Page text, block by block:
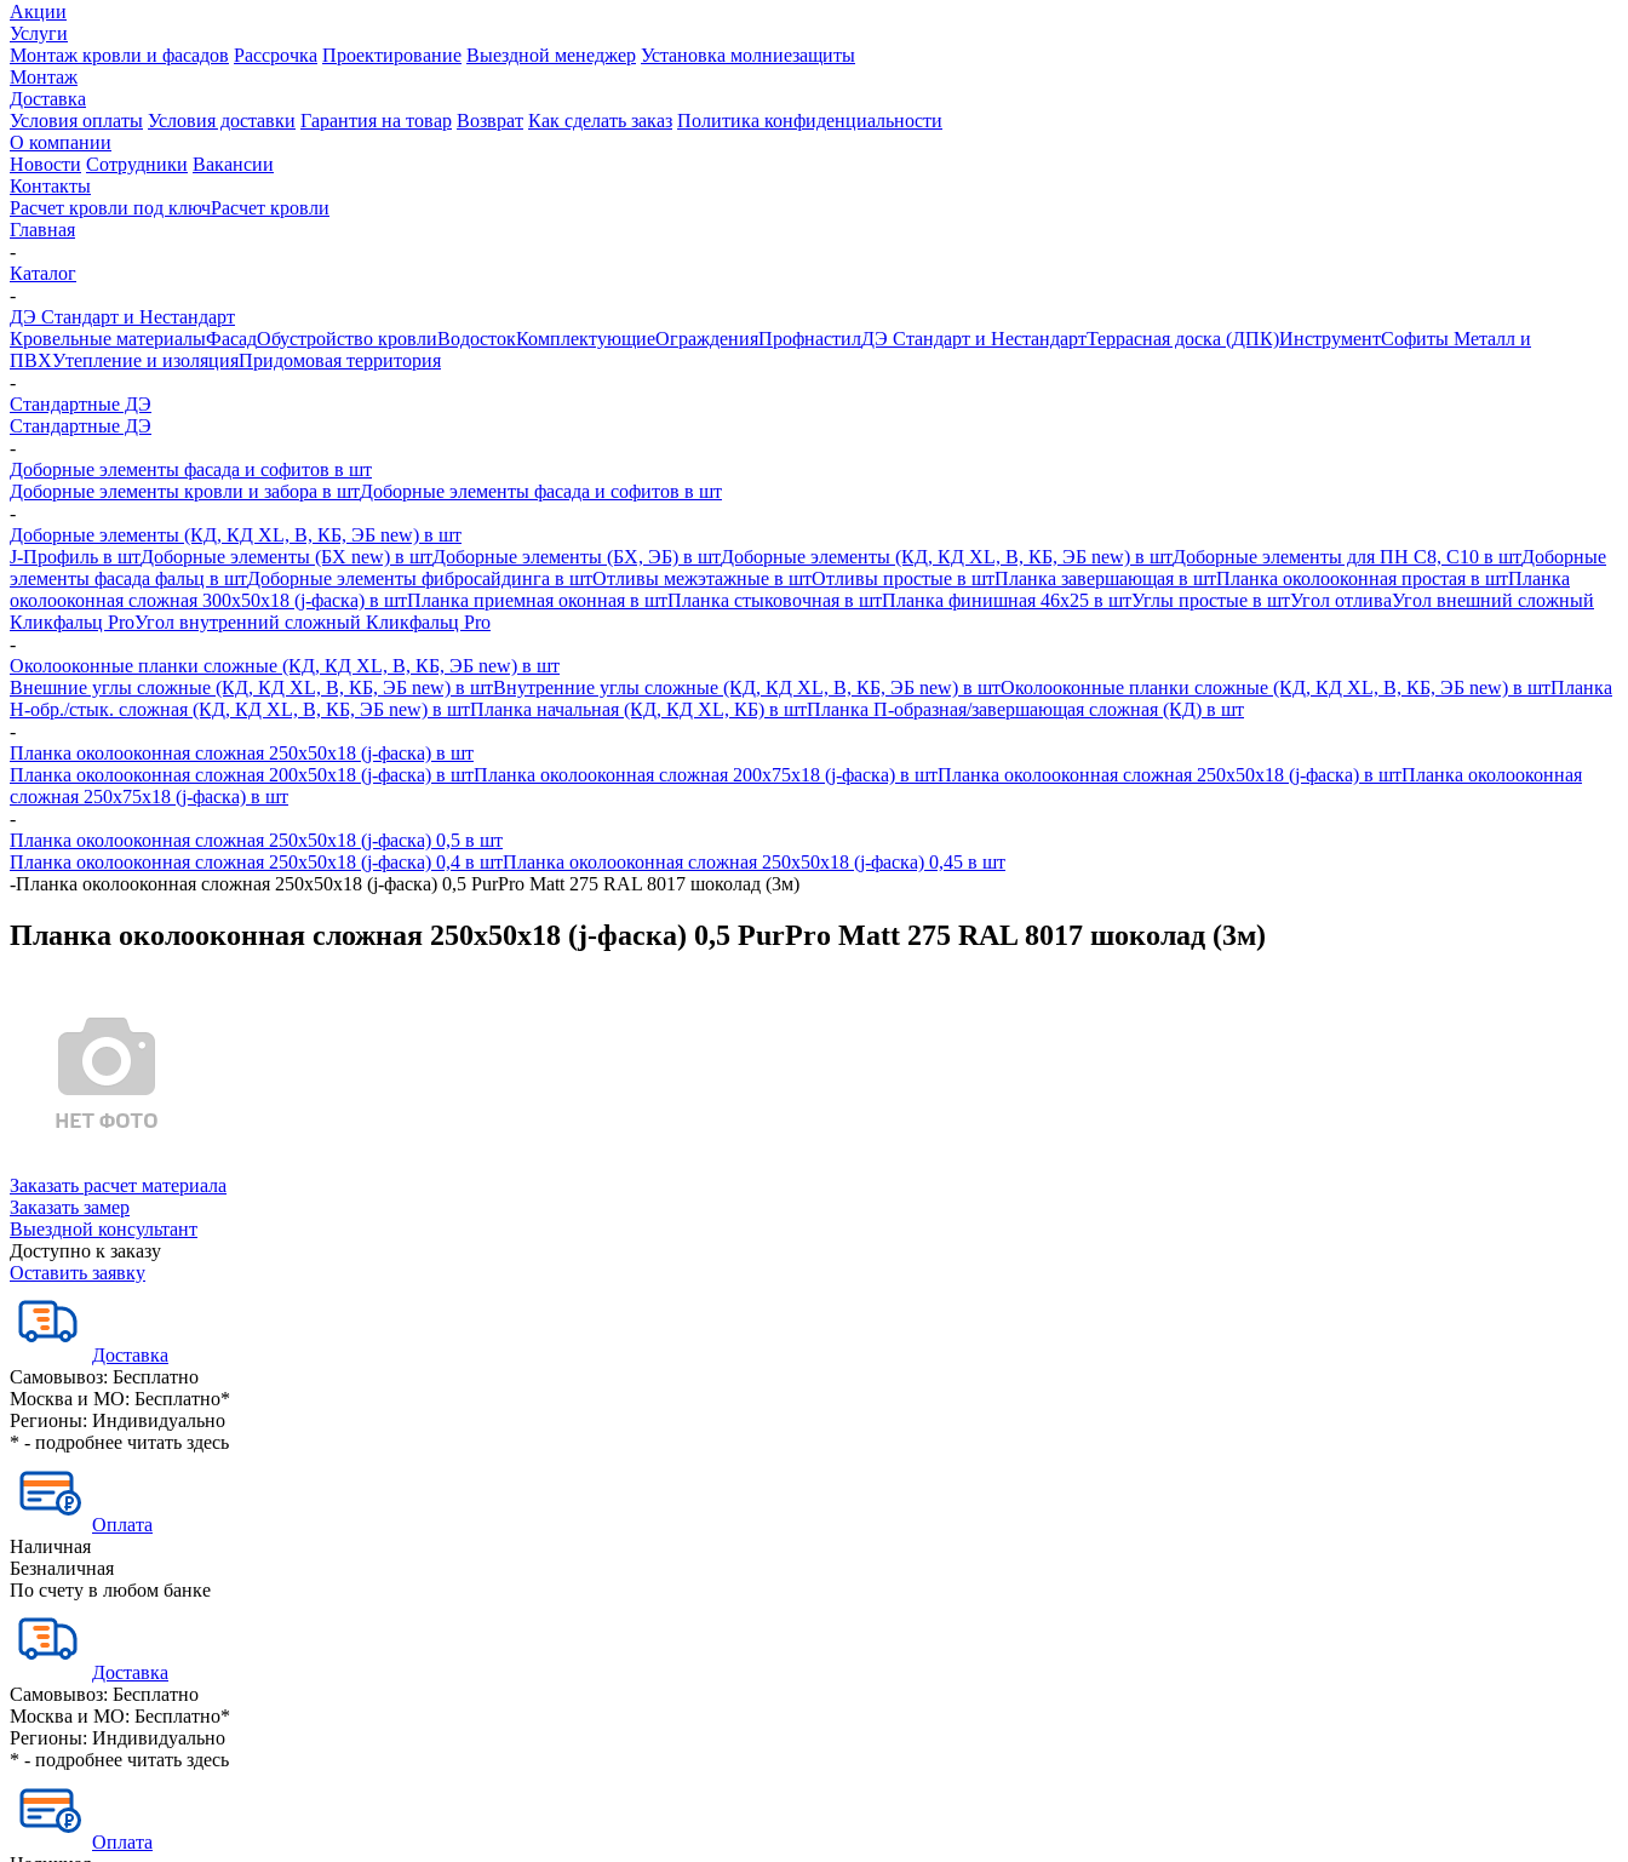
Акции
Услуги
Монтаж кровли и фасадов Рассрочка Проектирование Выездной менеджер Установка молниезащиты
Монтаж
Доставка
Условия оплаты Условия доставки Гарантия на товар Возврат Как сделать заказ Политика конфиденциальности
О компании
Новости Сотрудники Вакансии
Контакты
Расчет кровли под ключРасчет кровли
Главная
-
Каталог
-
ДЭ Стандарт и Нестандарт
Кровельные материалыФасадОбустройство кровлиВодостокКомплектующиеОгражденияПрофнастилДЭ Стандарт и НестандартТеррасная доска (ДПК)ИнструментСофиты Металл и
ПВХУтепление и изоляцияПридомовая территория
-
Стандартные ДЭ
Стандартные ДЭ
-
Доборные элементы фасада и софитов в шт
Доборные элементы кровли и забора в штДоборные элементы фасада и софитов в шт
-
Доборные элементы (КД, КД XL, В, КБ, ЭБ new) в шт
J-Профиль в штДоборные элементы (БХ new) в штДоборные элементы (БХ, ЭБ) в штДоборные элементы (КД, КД XL, В, КБ, ЭБ new) в штДоборные элементы для ПН С8, С10 в штДоборные
элементы фасада фальц в штДоборные элементы фибросайдинга в штОтливы межэтажные в штОтливы простые в штПланка завершающая в штПланка околооконная простая в штПланка
околооконная сложная 300х50х18 (j-фаска) в штПланка приемная оконная в штПланка стыковочная в штПланка финишная 46х25 в штУглы простые в штУгол отливаУгол внешний сложный
Кликфальц ProУгол внутренний сложный Кликфальц Pro
-
Околооконные планки сложные (КД, КД XL, В, КБ, ЭБ new) в шт
Внешние углы сложные (КД, КД XL, В, КБ, ЭБ new) в штВнутренние углы сложные (КД, КД XL, В, КБ, ЭБ new) в штОколооконные планки сложные (КД, КД XL, В, КБ, ЭБ new) в штПланка
H-обр./стык. сложная (КД, КД XL, В, КБ, ЭБ new) в штПланка начальная (КД, КД XL, КБ) в штПланка П-образная/завершающая сложная (КД) в шт
-
Планка околооконная сложная 250х50х18 (j-фаска) в шт
Планка околооконная сложная 200х50х18 (j-фаска) в штПланка околооконная сложная 200х75х18 (j-фаска) в штПланка околооконная сложная 250х50х18 (j-фаска) в штПланка околооконная
сложная 250х75х18 (j-фаска) в шт
-
Планка околооконная сложная 250х50х18 (j-фаска) 0,5 в шт
Планка околооконная сложная 250х50х18 (j-фаска) 0,4 в штПланка околооконная сложная 250х50х18 (j-фаска) 0,45 в шт
-Планка околооконная сложная 250х50х18 (j-фаска) 0,5 PurPro Matt 275 RAL 8017 шоколад (3м)
Планка околооконная сложная 250х50х18 (j-фаска) 0,5 PurPro Matt 275 RAL 8017 шоколад (3м)
Заказать расчет материала
Заказать замер
Выездной консультант
Доступно к заказу
Оставить заявку
Доставка
Самовывоз: Бесплатно
Москва и МО: Бесплатно*
Регионы: Индивидуально
* - подробнее читать здесь
Оплата
Наличная
Безналичная
По счету в любом банке
Доставка
Самовывоз: Бесплатно
Москва и МО: Бесплатно*
Регионы: Индивидуально
* - подробнее читать здесь
Оплата